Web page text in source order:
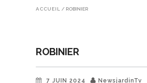
ACCUEIL / ROBINIER
ROBINIER
7 JUIN 2024 NewsjardinTv